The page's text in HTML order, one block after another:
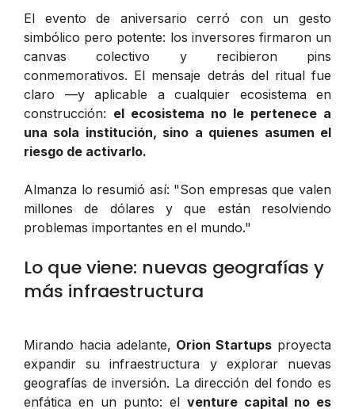
El evento de aniversario cerró con un gesto
simbólico pero potente: los inversores firmaron un
canvas colectivo y recibieron pins
conmemorativos. El mensaje detrás del ritual fue
claro —y aplicable a cualquier ecosistema en
construcción: el ecosistema no le pertenece a
una sola institución, sino a quienes asumen el
riesgo de activarlo.
Almanza lo resumió así: "Son empresas que valen
millones de dólares y que están resolviendo
problemas importantes en el mundo."
Lo que viene: nuevas geografías y
más infraestructura
Mirando hacia adelante, Orion Startups proyecta
expandir su infraestructura y explorar nuevas
geografías de inversión. La dirección del fondo es
enfática en un punto: el venture capital no es